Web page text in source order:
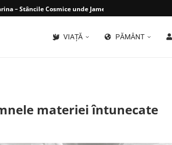
– Stâncile Cosmice unde James Webb...
VIAȚĂ PĂMÂNT
materiei întunecate